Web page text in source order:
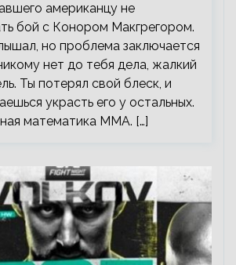
американцу не
бой с Конором Макгрегором.
но проблема заключается
нет до тебя дела, жалкий
Ты потерял свой блеск, и
украсть его у остальных.
математика ММА. […]